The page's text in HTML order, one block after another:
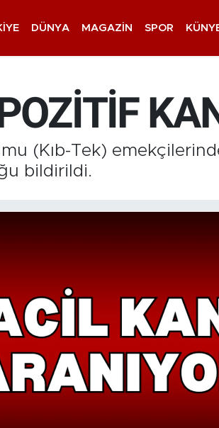
DÜNYA MAGAZIN SPOR
(Kıb-Tek)
bildirildi.